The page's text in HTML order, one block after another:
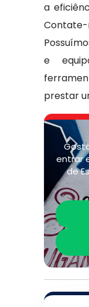
a
e
prestar
entrar
de